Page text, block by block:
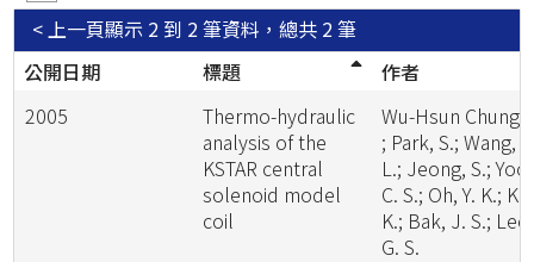
顯示 2 到 2 筆資料，總共 2 筆
< 上一頁
公開日期
標題
作者
2005
Thermo-hydraulic
analysis of the
KSTAR central
solenoid model
coil
Wu-Hsun Chung
; Park, S.; Wang,
L.; Jeong, S.;
C. S.; Oh, Y. K.;
K.; Bak, J. S.; Lee,
G. S.